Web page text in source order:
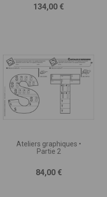
Prix
134,00 €
Ateliers graphiques •
Partie 2
Prix
84,00 €